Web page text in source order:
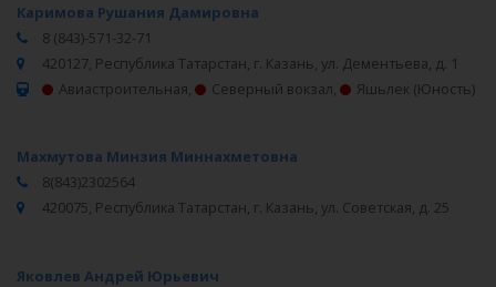
Каримова Рушания Дамировна
8 (843)-571-32-71
420127, Республика Татарстан, г. Казань, ул. Дементьева, д. 1
Авиастроительная, Северный вокзал, Яшьлек (Юность)
Махмутова Минзия Миннахметовна
8(843)2302564
420075, Республика Татарстан, г. Казань, ул. Советская, д. 25
Яковлев Андрей Юрьевич